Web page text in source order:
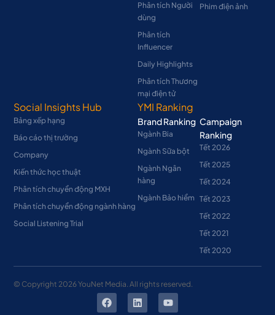
Phân tích Người
dùng
Phân tích
Influencer
Daily Highlights
Phân tích Thương
mại điện tử
Phim điện ảnh
Social Insights Hub
Bảng xếp hạng
Báo cáo thị trường
Company
Kiến thức học thuật
Phân tích chuyển động MXH
Phân tích chuyển động ngành hàng
Social Listening Trial
YMI Ranking
Brand Ranking
Ngành Bia
Ngành Sữa bột
Ngành Ngân
hàng
Ngành Bảo hiểm
Campaign
Ranking
Tết 2026
Tết 2025
Tết 2024
Tết 2023
Tết 2022
Tết 2021
Tết 2020
© Copyright 2026YouNet Media. All rights reserved.